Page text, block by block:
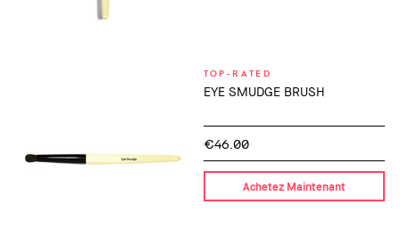
TOP-RATED
EYE SMUDGE BRUSH
€46.00
Achetez Maintenant